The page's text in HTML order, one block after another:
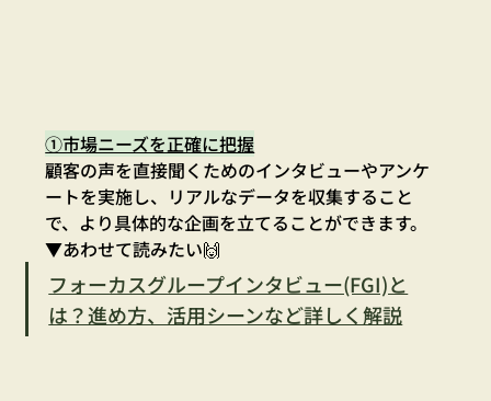
①市場ニーズを正確に把握
顧客の声を直接聞くためのインタビューやアンケ
ートを実施し、リアルなデータを収集すること
で、より具体的な企画を立てることができます。
▼あわせて読みたい🙌
フォーカスグループインタビュー(FGI)と
は？進め方、活用シーンなど詳しく解説